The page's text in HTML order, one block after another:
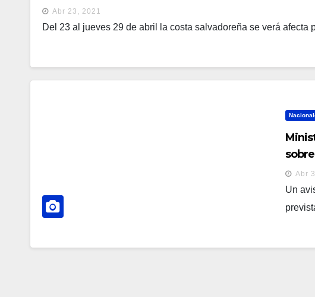
Abr 23, 2021
Del 23 al jueves 29 de abril la costa salvadoreña se verá afecta
laAbr
Un